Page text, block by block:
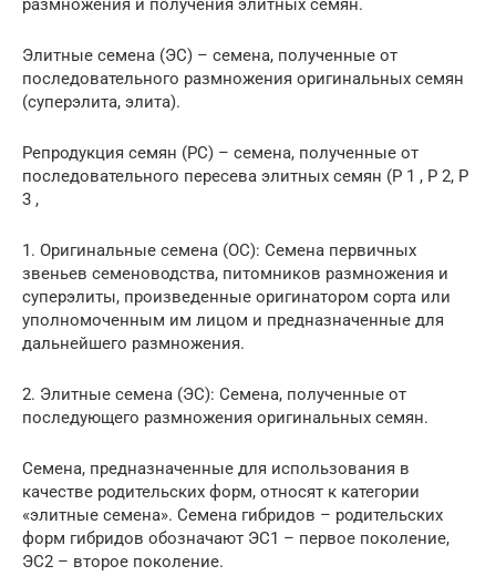
размножения и получения элитных семян.
Элитные семена (ЭС) – семена, полученные от
последовательного размножения оригинальных семян
(суперэлита, элита).
Репродукция семян (РС) – семена, полученные от
последовательного пересева элитных семян (Р 1 , Р 2, Р
3 ,
1. Оригинальные семена (ОС): Семена первичных
звеньев семеноводства, питомников размножения и
суперэлиты, произведенные оригинатором сорта или
уполномоченным им лицом и предназначенные для
дальнейшего размножения.
2. Элитные семена (ЭС): Семена, полученные от
последующего размножения оригинальных семян.
Семена, предназначенные для использования в
качестве родительских форм, относят к категории
«элитные семена». Семена гибридов – родительских
форм гибридов обозначают ЭС1 – первое поколение,
ЭС2 – второе поколение.